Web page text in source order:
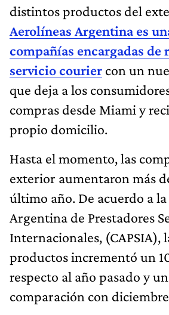
distintos productos del
Aerolíneas Argentina es
compañías encargadas de
servicio courier con un
que deja a los
compras desde Miami y
propio domicilio.
Hasta el momento, las
exterior aumentaron más
último año. De acuerdo a
Argentina de Prestadores
Internacionales, (CAPSIA),
productos incrementó un
respecto al año pasado y
comparación con